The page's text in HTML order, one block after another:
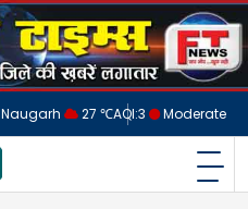
Naugarh 27 ℃AQI:3 Moderate